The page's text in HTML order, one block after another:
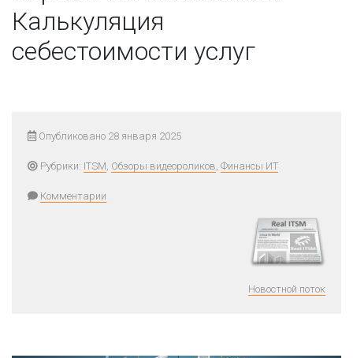
Калькуляция
себестоимости услуг
Опубликовано 28 января 2025
Рубрики: ITSM, Обзоры видеороликов, Финансы ИТ
Комментарии
Новостной поток